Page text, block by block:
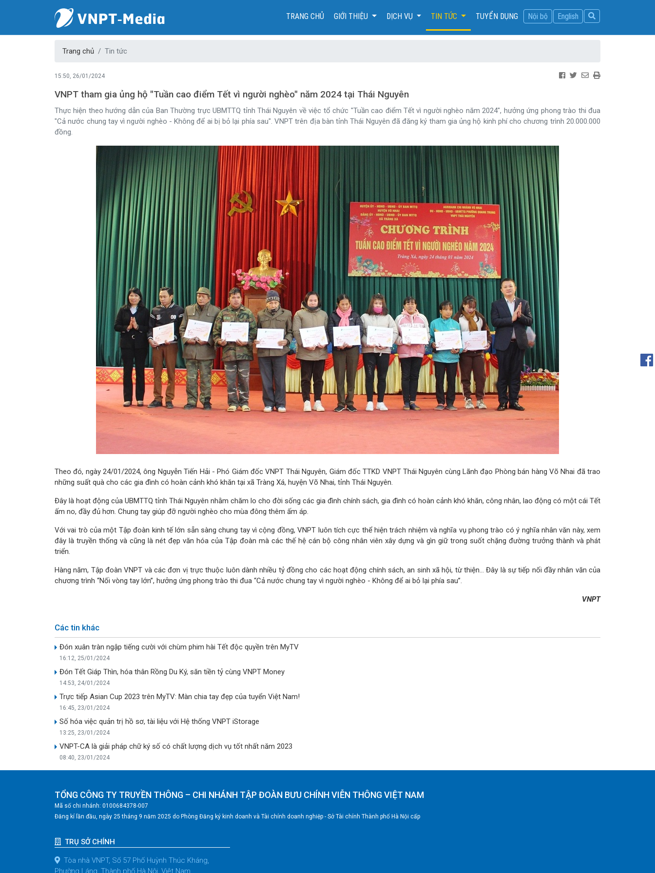
TRANG CHỦ(CURRENT)
GIỚI THIỆU DỊCH VỤ TIN TỨC TUYỂN DỤNG Nội bộ English
Trang chủ Tin tức
15:50, 26/01/2024
VNPT tham gia ủng hộ "Tuần cao điểm Tết vì người nghèo" năm 2024 tại Thái Nguyên
Thực hiện theo hướng dẫn của Ban Thường trực UBMTTQ tỉnh Thái Nguyên về việc tổ chức "Tuần cao điểm Tết vì người nghèo năm 2024", hưởng ứng phong trào thi đua
"Cả nước chung tay vì người nghèo - Không để ai bị bỏ lại phía sau". VNPT trên địa bàn tỉnh Thái Nguyên đã đăng ký tham gia ủng hộ kinh phí cho chương trình 20.000.000
đồng.
Theo đó, ngày 24/01/2024, ông Nguyễn Tiến Hải - Phó Giám đốc VNPT Thái Nguyên, Giám đốc TTKD VNPT Thái Nguyên cùng Lãnh đạo Phòng bán hàng Võ Nhai đã trao
những suất quà cho các gia đình có hoàn cảnh khó khăn tại xã Tràng Xá, huyện Võ Nhai, tỉnh Thái Nguyên.
Đây là hoạt động của UBMTTQ tỉnh Thái Nguyên nhằm chăm lo cho đời sống các gia đình chính sách, gia đình có hoàn cảnh khó khăn, công nhân, lao động có một cái Tết
ấm no, đầy đủ hơn. Chung tay giúp đỡ người nghèo cho mùa đông thêm ấm áp.
Với vai trò của một Tập đoàn kinh tế lớn sẵn sàng chung tay vì cộng đồng, VNPT luôn tích cực thể hiện trách nhiệm và nghĩa vụ phong trào có ý nghĩa nhân văn này, xem
đây là truyền thống và cũng là nét đẹp văn hóa của Tập đoàn mà các thế hệ cán bộ công nhân viên xây dựng và gìn giữ trong suốt chặng đường trưởng thành và phát
triển.
Hàng năm, Tập đoàn VNPT và các đơn vị trực thuộc luôn dành nhiều tỷ đồng cho các hoạt động chính sách, an sinh xã hội, từ thiện... Đây là sự tiếp nối đầy nhân văn của
chương trình “Nối vòng tay lớn”, hưởng ứng phong trào thi đua “Cả nước chung tay vì người nghèo - Không để ai bỏ lại phía sau”.
VNPT
Các tin khác
Đón xuân tràn ngập tiếng cười với chùm phim hài Tết độc quyền trên MyTV
16:12, 25/01/2024
Đón Tết Giáp Thìn, hóa thân Rồng Du Ký, săn tiền tỷ cùng VNPT Money
14:53, 24/01/2024
Trực tiếp Asian Cup 2023 trên MyTV: Màn chia tay đẹp của tuyển Việt Nam!
16:45, 23/01/2024
Số hóa việc quản trị hồ sơ, tài liệu với Hệ thống VNPT iStorage
13:25, 23/01/2024
VNPT-CA là giải pháp chữ ký số có chất lượng dịch vụ tốt nhất năm 2023
08:40, 23/01/2024
TỔNG CÔNG TY TRUYỀN THÔNG – CHI NHÁNH TẬP ĐOÀN BƯU CHÍNH VIỄN THÔNG VIỆT NAM
Mã số chi nhánh: 0100684378-007
Đăng kí lần đầu, ngày 25 tháng 9 năm 2025 do Phòng Đăng ký kinh doanh và Tài chính doanh nghiệp - Sở Tài chính Thành phố Hà Nội cấp
TRỤ SỞ CHÍNH
Tòa nhà VNPT, Số 57 Phố Huỳnh Thúc Kháng,
Phường Láng, Thành phố Hà Nội, Việt Nam.